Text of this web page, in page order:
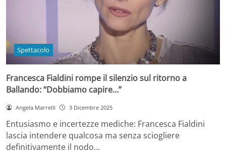
Spettacolo
Francesca Fialdini rompe il silenzio sul ritorno a
Ballando: “Dobbiamo capire…”
Angela Marrelli 3 Dicembre 2025
Entusiasmo e incertezze mediche: Francesca Fialdini
lascia intendere qualcosa ma senza sciogliere
definitivamente il nodo…